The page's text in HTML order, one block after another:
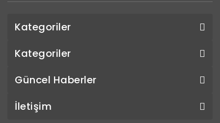
Kategoriler
Kategoriler
Güncel Haberler
İletişim